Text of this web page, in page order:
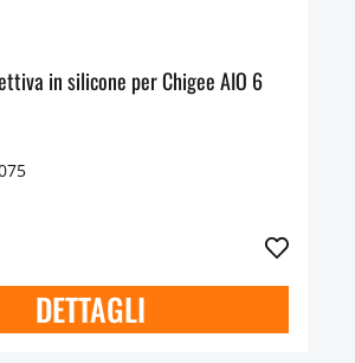
in silicone per Chigee AIO 6
DETTAGLI